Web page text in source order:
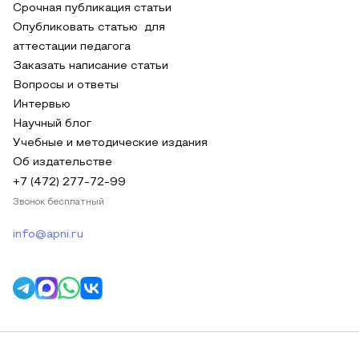
Срочная публикация статьи
Опубликовать статью для
аттестации педагога
Заказать написание статьи
Вопросы и ответы
Интервью
Научный блог
Учебные и методические издания
Об издательстве
+7 (472) 277-72-99
Звонок бесплатный
info@apni.ru